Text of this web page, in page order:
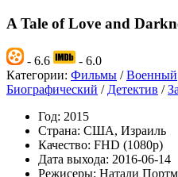
A Tale of Love and
- 6.6
- 6.0
Категории: Фильмы /Военный
Биографический / Детектив /
Год: 2015
Страна: США, Израиль
Качество: FHD (1080p)
Дата выхода: 2016-06-14
Режисеры: Натали